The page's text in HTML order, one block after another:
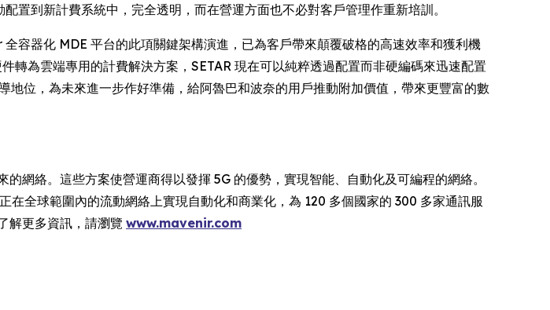
置到新計費系統中，完全透明，而在營運方面也不必對客戶管理作重新培訓。
器化 MDE 平台的此項關鍵架構演進，已為客戶帶來顛覆破格的高速效率和獲利機
為雲端專用的計費解決方案，SETAR 現在可以純粹透過配置而非硬編碼來迅速配置
位，為未來進一步作好準備，給阿魯巴和波奈的用戶推動附加價值，帶來更豐富的數
網絡。這些方案使營運商得以發揮 5G 的優勢，實現智能、自動化及可編程的網絡。
全球範圍內的流動網絡上實現自動化和商業化，為 120 多個國家的 300 多家通訊服
解更多資訊，請瀏覽 www.mavenir.com